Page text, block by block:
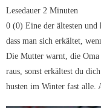
Lesedauer 2 Minuten
0 (0) Eine der ältesten und
dass man sich erkältet,
Die Mutter warnt, die Oma
raus, sonst erkältest du
husten im Winter fast